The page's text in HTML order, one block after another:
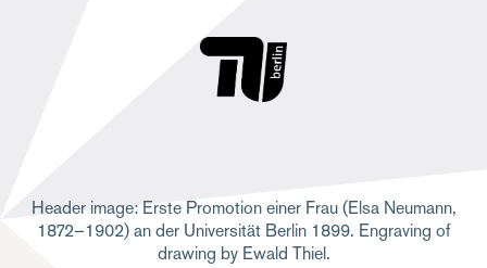
Header image: Erste Promotion einer Frau (Elsa Neumann,
1872–1902) an der Universität Berlin 1899. Engraving of
drawing by Ewald Thiel.